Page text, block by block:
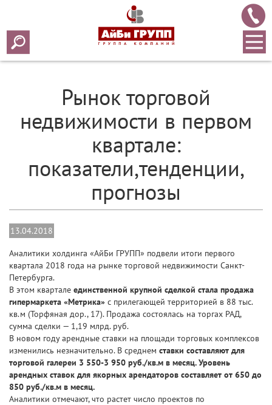
Array ( [0] => 2018 [1] => 04 [2] => 13 [3] => 275 )
Рынок торговой
недвижимости в первом
квартале:
показатели,тенденции,
прогнозы
13.04.2018
Аналитики холдинга «АйБи ГРУПП» подвели итоги первого
квартала 2018 года на рынке торговой недвижимости Санкт-
Петербурга.
В этом квартале единственной крупной сделкой стала продажа
гипермаркета «Метрика» с прилегающей территорией в 88 тыс.
кв.м (Торфяная дор., 17). Продажа состоялась на торгах РАД,
сумма сделки — 1,19 млрд. руб.
В новом году арендные ставки на площади торговых комплексов
изменились незначительно. В среднем ставки составляют для
торговой галереи 3 550-3 950 руб./кв.м в месяц. Уровень
арендных ставок для якорных арендаторов составляет от 650 до
850 руб./кв.м в месяц.
Аналитики отмечают, что растет число проектов по